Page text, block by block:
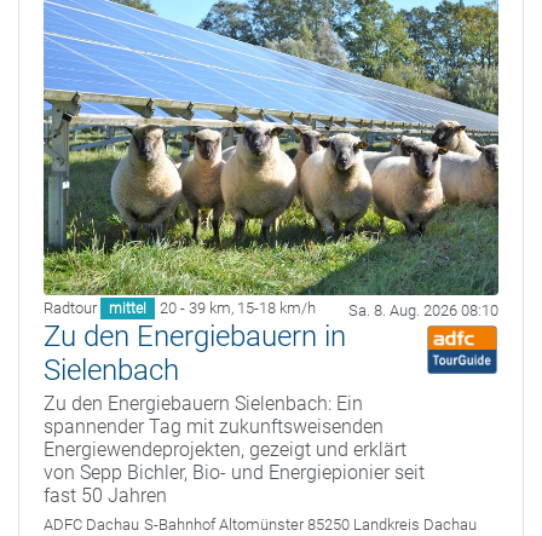
Radtour mittel 20 - 39 km, 15-18 km/h Sa. 8. Aug. 2026 08:10
Zu den Energiebauern in
Sielenbach
Zu den Energiebauern Sielenbach: Ein
spannender Tag mit zukunftsweisenden
Energiewendeprojekten, gezeigt und erklärt
von Sepp Bichler, Bio- und Energiepionier seit
fast 50 Jahren
ADFC Dachau S-Bahnhof Altomünster 85250 Landkreis Dachau